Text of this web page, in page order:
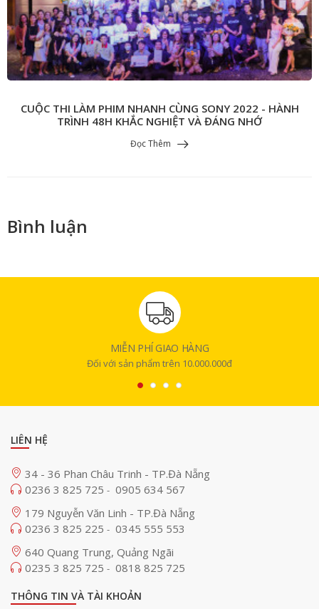
CUỘC THI LÀM PHIM NHANH CÙNG SONY 2022 - HÀNH
TRÌNH 48H KHẮC NGHIỆT VÀ ĐÁNG NHỚ
Đọc Thêm
Bình luận
MIỄN PHÍ GIAO HÀNG
Đối với sản phẩm trên 10.000.000đ
LIÊN HỆ
34 - 36 Phan Châu Trinh - TP.Đà Nẵng
0236 3 825 725 - 0905 634 567
179 Nguyễn Văn Linh - TP.Đà Nẵng
0236 3 825 225 - 0345 555 553
640 Quang Trung, Quảng Ngãi
0235 3 825 725 - 0818 825 725
THÔNG TIN VÀ TÀI KHOẢN